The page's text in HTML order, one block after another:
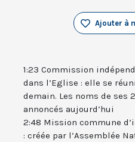
Ajouter à
1:23 Commission
dans l’Eglise : elle se
demain. Les noms de ses
annoncés aujourd’hui
2:48 Mission commune
: créée par l’Assemblée